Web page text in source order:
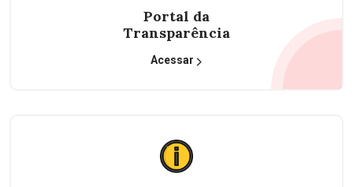
Portal da
Transparência
Acessar